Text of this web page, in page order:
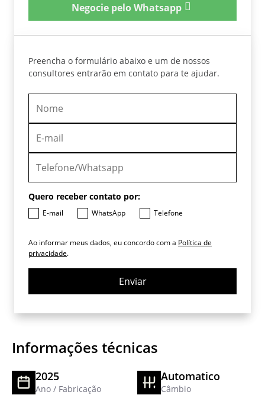
Negocie pelo Whatsapp
Preencha o formulário abaixo e um de nossos
consultores entrarão em contato para te ajudar.
Quero receber contato por:
E-mail WhatsApp Telefone
Ao informar meus dados, eu concordo com a Política de
privacidade.
Enviar
Informações técnicas
2025
Ano / Fabricação
Automatico
Câmbio